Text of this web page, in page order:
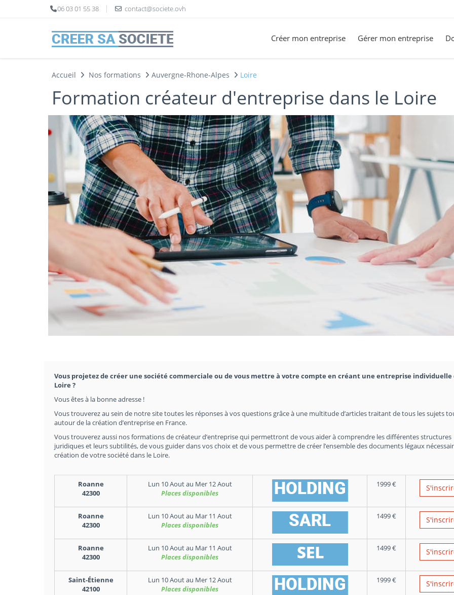
06 03 01 55 38 contact@societe.ovh
Créer mon entreprise Gérer mon entreprise
Accueil Nos formations Auvergne-Rhone-Alpes Loire
Formation créateur d'entreprise dans le Loire
Vous projetez de créer une société commerciale ou de vous mettre à votre compte en créant une entreprise individuelle
Loire ?
Vous êtes à la bonne adresse !
Vous trouverez au sein de notre site toutes les réponses à vos questions grâce à une multitude d’articles traitant de tous les sujets
autour de la création d’entreprise en France.
Vous trouverez aussi nos formations de créateur d’entreprise qui permettront de vous aider à comprendre les différentes structures
juridiques et leurs subtilités, de vous guider dans vos choix et de vous permettre de créer l’ensemble des documents légaux
création de votre société dans le Loire.
Roanne
42300
Lun 10 Aoutau Mer 12 Aout
Places disponibles
1999€
Roanne
42300
Lun 10 Aoutau Mar 11 Aout
Places disponibles
1499€
Roanne
42300
Lun 10 Aoutau Mar 11 Aout
Places disponibles
1499€
Saint-Étienne
42100
Lun 10 Aoutau Mer 12 Aout
Places disponibles
1999€
Panneau de gestion des cookies